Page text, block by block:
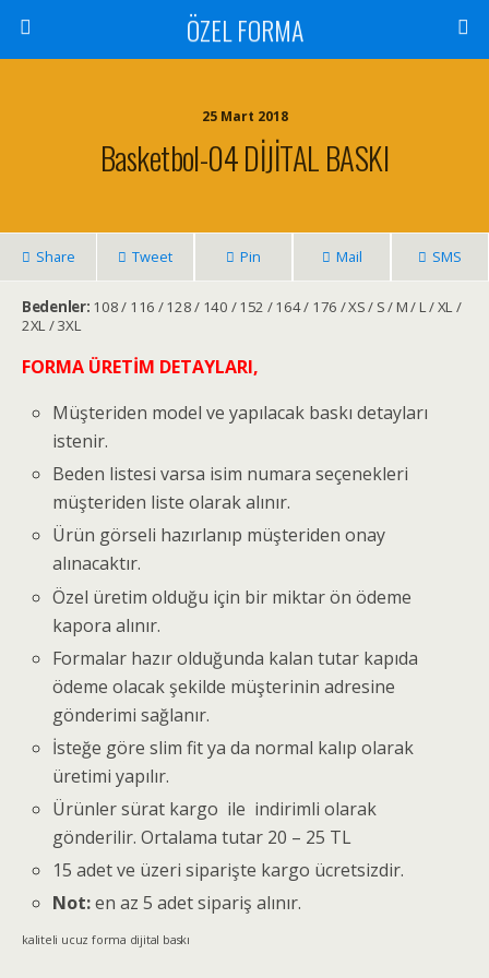
ÖZEL FORMA
25 Mart 2018
Basketbol-04 DİJİTAL BASKI
Share Tweet Pin Mail SMS
Bedenler: 108 / 116 / 128 / 140 / 152 / 164 / 176 / XS / S / M / L / XL /
2XL / 3XL
FORMA ÜRETİM DETAYLARI,
Müşteriden model ve yapılacak baskı detayları
istenir.
Beden listesi varsa isim numara seçenekleri
müşteriden liste olarak alınır.
Ürün görseli hazırlanıp müşteriden onay
alınacaktır.
Özel üretim olduğu için bir miktar ön ödeme
kapora alınır.
Formalar hazır olduğunda kalan tutar kapıda
ödeme olacak şekilde müşterinin adresine
gönderimi sağlanır.
İsteğe göre slim fit ya da normal kalıp olarak
üretimi yapılır.
Ürünler sürat kargo ile indirimli olarak
gönderilir. Ortalama tutar 20 – 25 TL
15 adet ve üzeri siparişte kargo ücretsizdir.
Not:en az 5 adet sipariş alınır.
kaliteli ucuz forma dijital baskı